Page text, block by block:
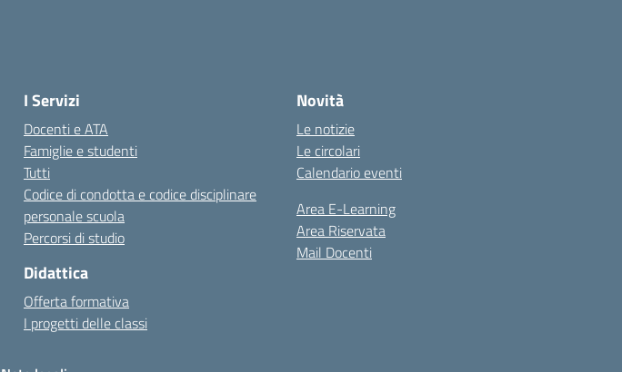
I Servizi
Docenti e ATA
Famiglie e studenti
Tutti
Codice di condotta e codice disciplinare
personale scuola
Percorsi di studio
Didattica
Offerta formativa
I progetti delle classi
Novità
Le notizie
Le circolari
Calendario eventi
Area E-Learning
Area Riservata
Mail Docenti